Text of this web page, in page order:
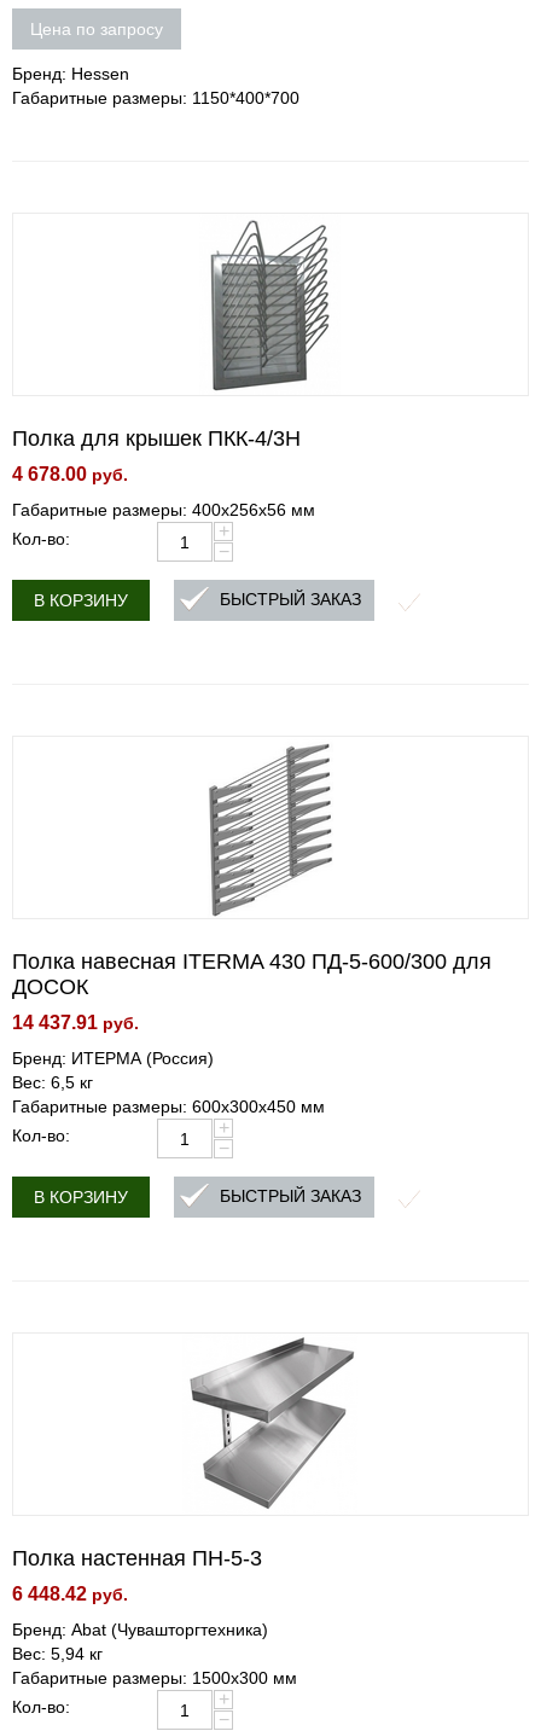
Цена по запросу
Бренд: Hessen
Габаритные размеры: 1150*400*700
Полка для крышек ПКК-4/3Н
4 678.00 руб.
Габаритные размеры: 400х256х56 мм
Кол-во:
+
−
В КОРЗИНУ БЫСТРЫЙ ЗАКАЗ
Полка навесная ITERMA 430 ПД-5-600/300 для
ДОСОК
14 437.91 руб.
Бренд: ИТЕРМА (Россия)
Вес: 6,5 кг
Габаритные размеры: 600x300x450 мм
Кол-во:
+
−
В КОРЗИНУ БЫСТРЫЙ ЗАКАЗ
Полка настенная ПН-5-3
6 448.42 руб.
Бренд: Abat (Чувашторгтехника)
Вес: 5,94 кг
Габаритные размеры: 1500х300 мм
Кол-во:
+
−